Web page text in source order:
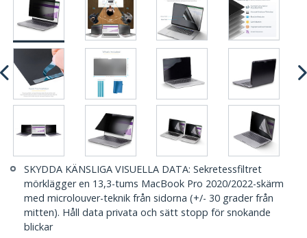
SKYDDA KÄNSLIGA VISUELLA DATA: Sekretessfiltret
mörklägger en 13,3-tums MacBook Pro 2020/2022-skärm
med microlouver-teknik från sidorna (+/- 30 grader från
mitten). Håll data privata och sätt stopp för snokande
blickar